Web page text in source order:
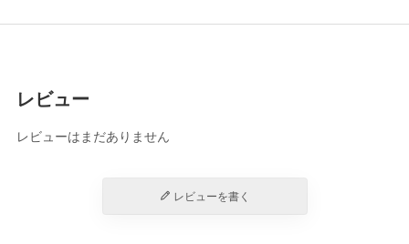
レビュー
レビューはまだありません
レビューを書く